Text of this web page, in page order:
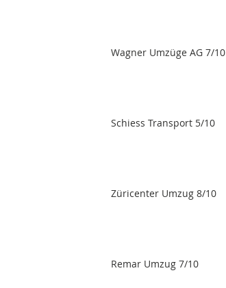
Wagner Umzüge AG 7/10
Schiess Transport 5/10
Züricenter Umzug 8/10
Remar Umzug 7/10